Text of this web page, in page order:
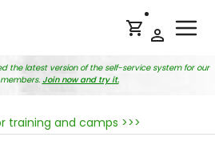
the latest version of the self-service system for our
Join now and try it.
training and camps >>>